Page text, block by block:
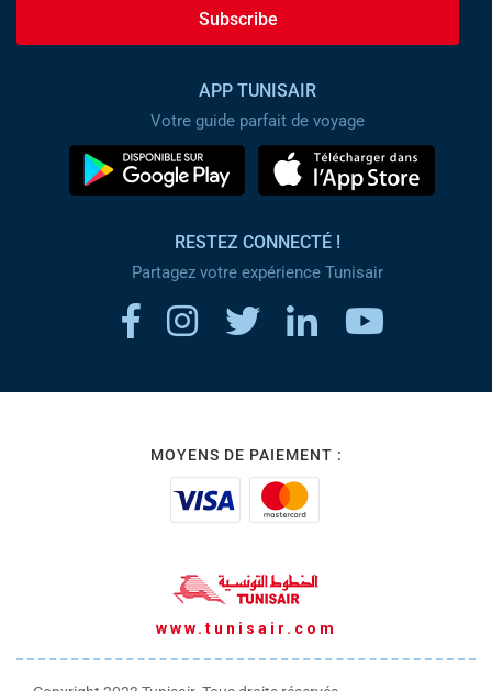
Subscribe
APP TUNISAIR
Votre guide parfait de voyage
RESTEZ CONNECTÉ !
Partagez votre expérience Tunisair
MOYENS DE PAIEMENT :
www.tunisair.com